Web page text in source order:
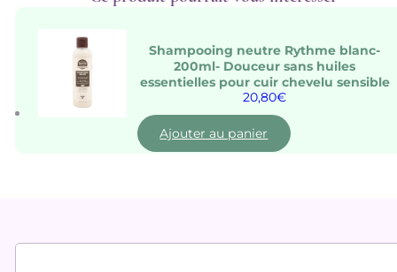
Shampooing neutre Rythme blanc-
200ml- Douceur sans huiles
essentielles pour cuir chevelu sensible
20,80€
Ajouter au panier